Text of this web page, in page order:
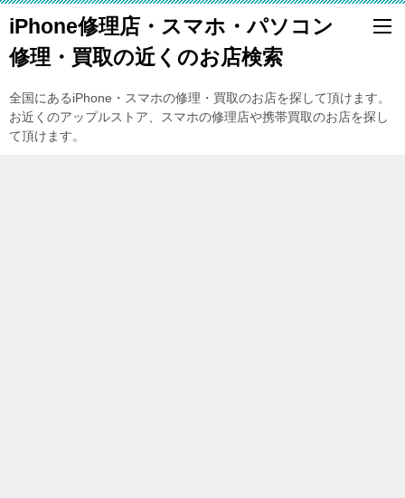
iPhone修理店・スマホ・パソコン
修理・買取の近くのお店検索
全国にあるiPhone・スマホの修理・買取のお店を探して頂けます。
お近くのアップルストア、スマホの修理店や携帯買取のお店を探し
て頂けます。